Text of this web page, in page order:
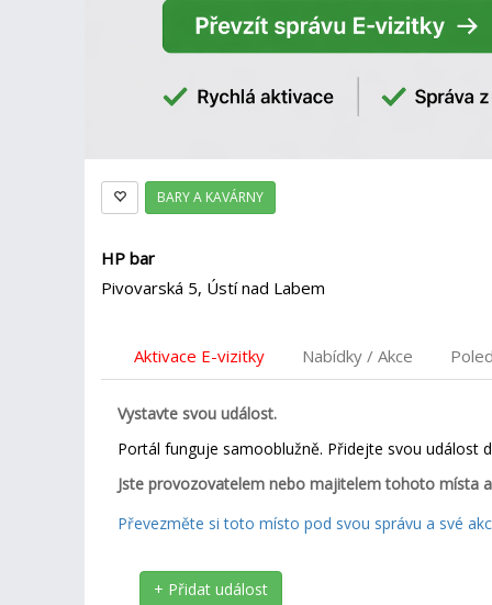
BARY A KAVÁRNY
HP bar
Pivovarská 5, Ústí nad Labem
Aktivace E-vizitky Nabídky / Akce
Vystavte svou událost.
Portál funguje samooblužně. Přidejte svou událost
Jste provozovatelem nebo majitelem tohoto místa
Převezměte si toto místo pod svou správu a své
+ Přidat událost